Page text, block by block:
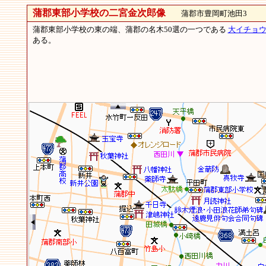
蒲郡東部小学校の二宮金次郎像蒲郡市豊岡町池田3
蒲郡東部小学校の東の端、蒲郡の名木50選の一つである 大イチョウ
ある。